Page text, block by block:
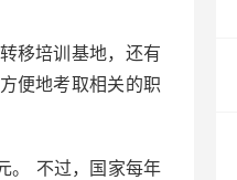
移培训基地，还有
便地考取相关的职
。 不过，国家每年